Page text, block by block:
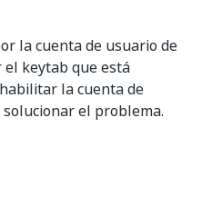
la cuenta de usuario de
keytab que está
la cuenta de
el problema.